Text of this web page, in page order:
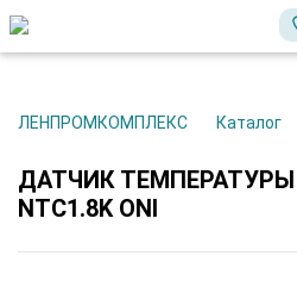
ЛЕНПРОМКОМПЛЕКС Каталог
ДАТЧИК
NTC1.8K ONI